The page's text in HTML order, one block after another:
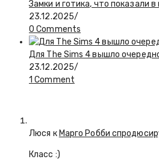
Замки и готика, что показали
23.12.2025/
0 Comments
Для The Sims 4 вышло
23.12.2025/
1 Comment
Люся к Марго Робби
Класс :)